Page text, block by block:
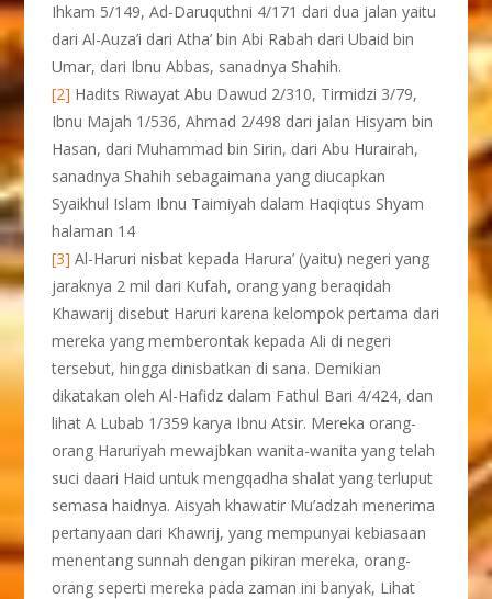
Ihkam 5/149, Ad-Daruquthni 4/171 dari dua jalan yaitu
dari Al-Auza’i dari Atha’ bin Abi Rabah dari Ubaid bin
Umar, dari Ibnu Abbas, sanadnya Shahih.
[2] Hadits Riwayat Abu Dawud 2/310, Tirmidzi 3/79,
Ibnu Majah 1/536, Ahmad 2/498 dari jalan Hisyam bin
Hasan, dari Muhammad bin Sirin, dari Abu Hurairah,
sanadnya Shahih sebagaimana yang diucapkan
Syaikhul Islam Ibnu Taimiyah dalam Haqiqtus Shyam
halaman 14
[3] Al-Haruri nisbat kepada Harura’ (yaitu) negeri yang
jaraknya 2 mil dari Kufah, orang yang beraqidah
Khawarij disebut Haruri karena kelompok pertama dari
mereka yang memberontak kepada Ali di negeri
tersebut, hingga dinisbatkan di sana. Demikian
dikatakan oleh Al-Hafidz dalam Fathul Bari 4/424, dan
lihat A Lubab 1/359 karya Ibnu Atsir. Mereka orang-
orang Haruriyah mewajbkan wanita-wanita yang telah
suci daari Haid untuk mengqadha shalat yang terluput
semasa haidnya. Aisyah khawatir Mu’adzah menerima
pertanyaan dari Khawrij, yang mempunyai kebiasaan
menentang sunnah dengan pikiran mereka, orang-
orang seperti mereka pada zaman ini banyak, Lihat